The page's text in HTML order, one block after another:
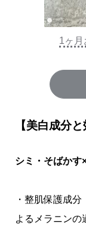
1ヶ月
【美白成分
シミ・そばかす
・整肌保護成分
よるメラニンの